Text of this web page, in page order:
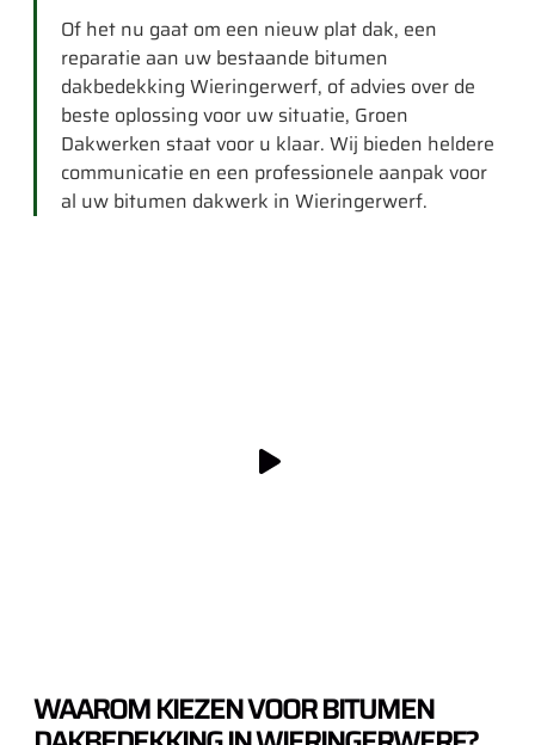
Of het nu gaat om een nieuw plat dak, een
reparatie aan uw bestaande bitumen
dakbedekking Wieringerwerf, of advies over de
beste oplossing voor uw situatie, Groen
Dakwerken staat voor u klaar. Wij bieden heldere
communicatie en een professionele aanpak voor
al uw bitumen dakwerk in Wieringerwerf.
WAAROM KIEZEN VOOR BITUMEN